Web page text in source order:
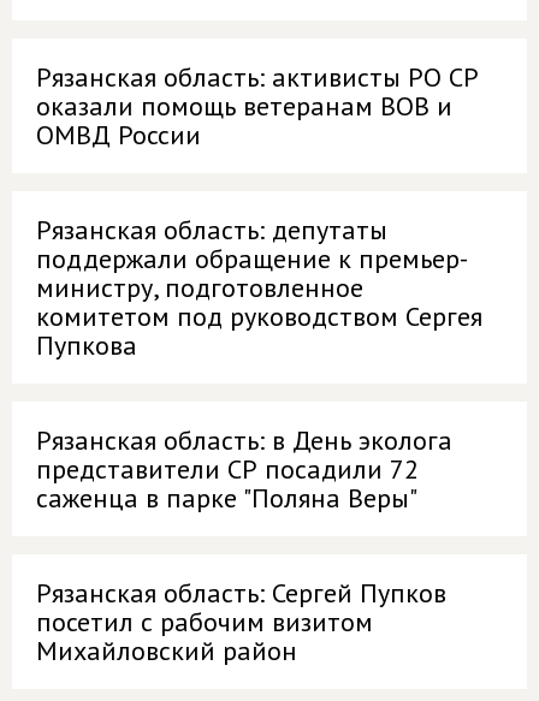
Рязанская область: активисты РО СР
оказали помощь ветеранам ВОВ и
ОМВД России
Рязанская область: депутаты
поддержали обращение к премьер-
министру, подготовленное
комитетом под руководством Сергея
Пупкова
Рязанская область: в День эколога
представители СР посадили 72
саженца в парке "Поляна Веры"
Рязанская область: Сергей Пупков
посетил с рабочим визитом
Михайловский район